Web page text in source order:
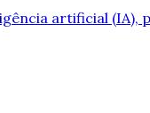
artificial (IA),